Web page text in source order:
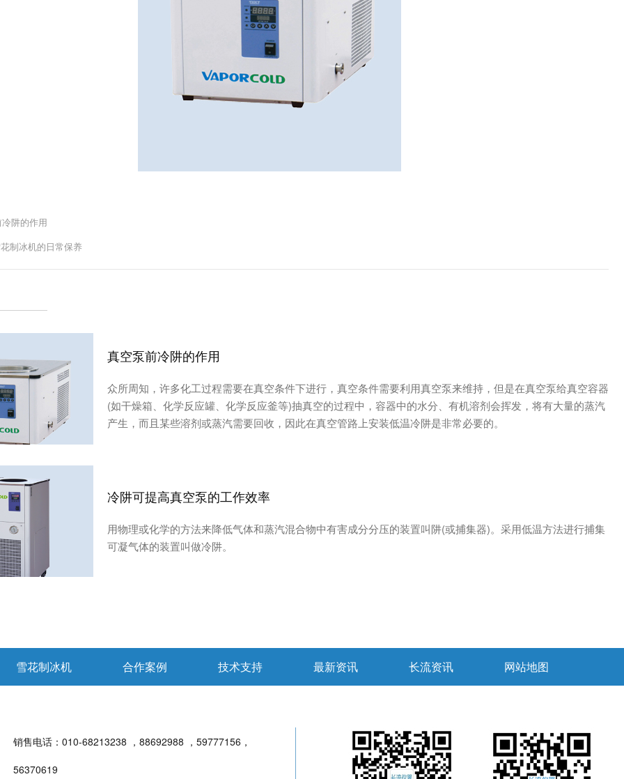
阱的作用
制冰机的日常保养
真空泵前冷阱的作用
众所周知，许多化工过程需要在真空条件下进行，真空条件需要利用真空泵来维持，但是在真空泵给真空容器
(如干燥箱、化学反应罐、化学反应釜等)抽真空的过程中，容器中的水分、有机溶剂会挥发，将有大量的蒸汽
产生，而且某些溶剂或蒸汽需要回收，因此在真空管路上安装低温冷阱是非常必要的。
冷阱可提高真空泵的工作效率
用物理或化学的方法来降低气体和蒸汽混合物中有害成分分压的装置叫阱(或捕集器)。采用低温方法进行捕集
可凝气体的装置叫做冷阱。
雪花制冰机 合作案例 技术支持 最新资讯 长流资讯 网站地图
销售电话：010-68213238 ，88692988 ，59777156，
56370619